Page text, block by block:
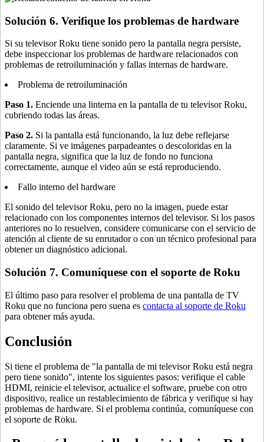
Solución 6. Verifique los problemas de hardware
Si su televisor Roku tiene sonido pero la pantalla negra persiste,
debe inspeccionar los problemas de hardware relacionados con
problemas de retroiluminación y fallas internas de hardware.
Problema de retroiluminación
Paso 1. Enciende una linterna en la pantalla de tu televisor Roku,
cubriendo todas las áreas.
Paso 2. Si la pantalla está funcionando, la luz debe reflejarse
claramente. Si ve imágenes parpadeantes o descoloridas en la
pantalla negra, significa que la luz de fondo no funciona
correctamente, aunque el video aún se está reproduciendo.
Fallo interno del hardware
El sonido del televisor Roku, pero no la imagen, puede estar
relacionado con los componentes internos del televisor. Si los pasos
anteriores no lo resuelven, considere comunicarse con el servicio de
atención al cliente de su enrutador o con un técnico profesional para
obtener un diagnóstico adicional.
Solución 7. Comuníquese con el soporte de Roku
El último paso para resolver el problema de una pantalla de TV
Roku que no funciona pero suena es contacta al soporte de Roku
para obtener más ayuda.
Conclusión
Si tiene el problema de "la pantalla de mi televisor Roku está negra
pero tiene sonido", intente los siguientes pasos: verifique el cable
HDMI, reinicie el televisor, actualice el software, pruebe con otro
dispositivo, realice un restablecimiento de fábrica y verifique si hay
problemas de hardware. Si el problema continúa, comuníquese con
el soporte de Roku.